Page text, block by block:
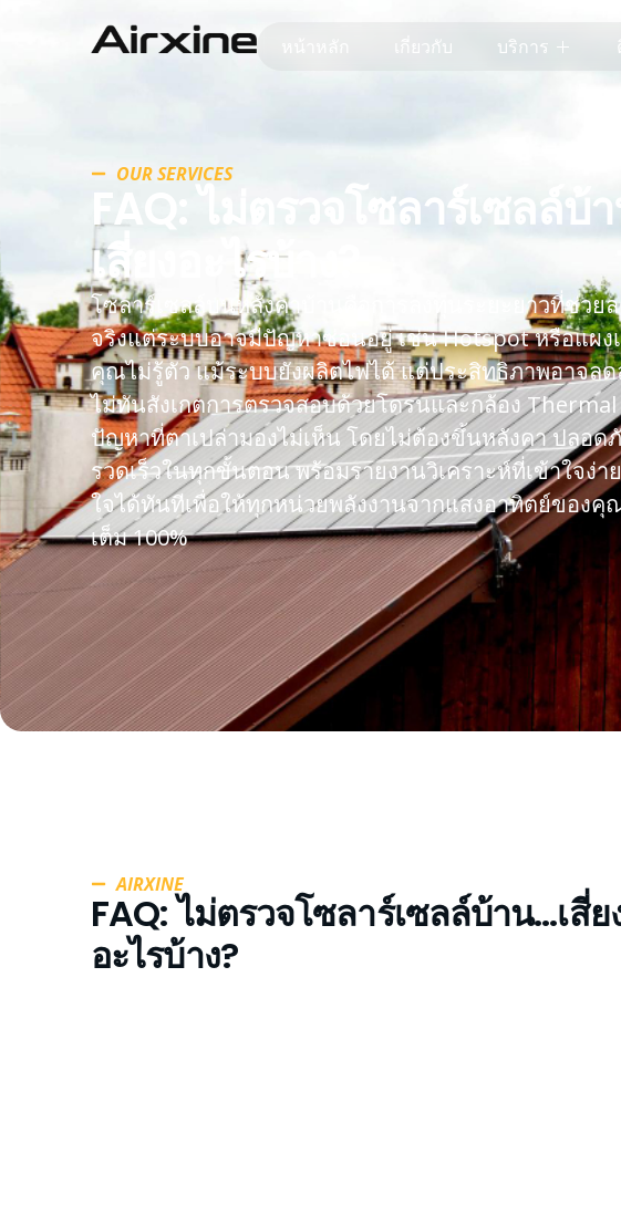
เกี่ยวกับ บริการ
OUR SERVICES
FAQ: ไม่ตรวจโซลาร์เซลล์บ้
เสี่ยงอะไรบ้าง?
โซลาร์เซลล์บนหลังคาบ้านคือการลงทุนระยะยาวที่ช่วยล
จริงแต่ระบบอาจมีปัญหาซ่อนอยู่ เช่น Hotspot หรือแผง
คุณไม่รู้ตัว แม้ระบบยังผลิตไฟได้ แต่ประสิทธิภาพอาจลด
ไม่ทันสังเกตการตรวจสอบด้วยโดรนและกล้อง
ปัญหาที่ตาเปล่ามองไม่เห็น โดยไม่ต้องขึ้นหลังคา ปลอด
รวดเร็วในทุกขั้นตอน พร้อมรายงานวิเคราะห์ที่เข้าใจง่
ใจได้ทันทีเพื่อให้ทุกหน่วยพลังงานจากแสงอาทิตย์ของคุ
เต็ม 100%
AIRXINE
FAQ: ไม่ตรวจโซลาร์เซลล์บ้าน…เสี่ย
อะไรบ้าง?